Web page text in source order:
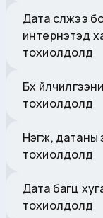
Дата сүлжээ
интернэтэд
тохиолдолд
Бүх
тохиолдолд
Нэгж, датаны
тохиолдолд
Дата багц
тохиолдолд